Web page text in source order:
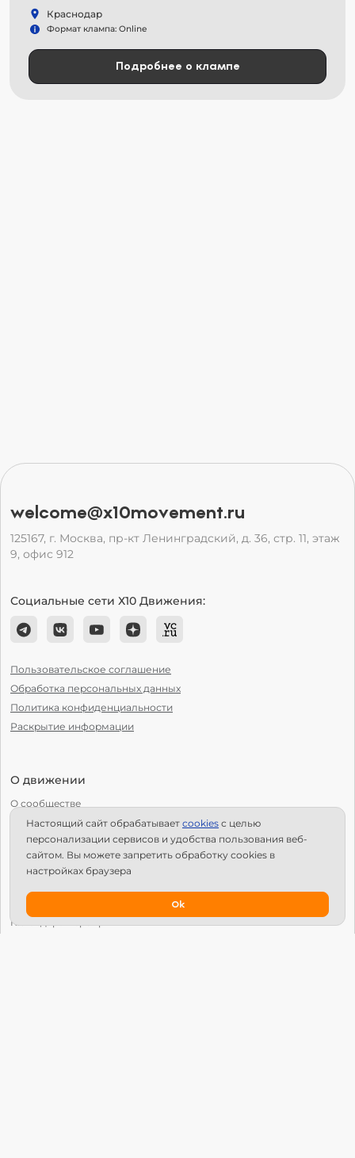
Краснодар
Формат клампа: Online
Подробнее о клампе
welcome@x10movement.ru
125167, г. Москва, пр-кт Ленинградский, д. 36, стр. 11, этаж
9, офис 912
Социальные сети Х10 Движения:
Пользовательское соглашение
Обработка персональных данных
Политика конфиденциальности
Раскрытие информации
О движении
О сообществе
С чего начать?
Структура Х10
Как стать региональным лидером?
Календарь мероприятий
Настоящий сайт обрабатывает сookies с целью
персонализации сервисов и удобства пользования веб-
сайтом. Вы можете запретить обработку сookies в
настройках браузера
Ok